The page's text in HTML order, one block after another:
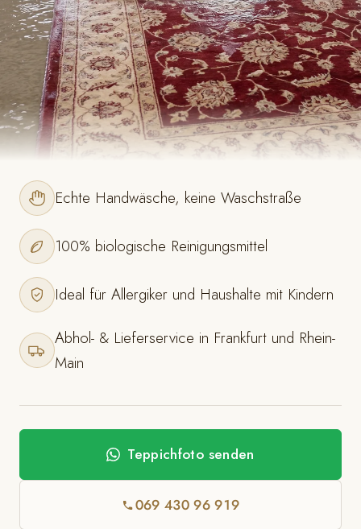
Echte Handwäsche, keine Waschstraße
100% biologische Reinigungsmittel
Ideal für Allergiker und Haushalte mit Kindern
Abhol- & Lieferservice in Frankfurt und Rhein-
Main
Teppichfoto senden
069 430 96 919